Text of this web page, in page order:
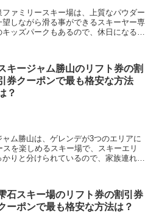
ァミリースキー場は、上質なパウダー
しながら滑る事ができるスキーヤー専
ッズパークもあるので、休日になると
キージャム勝山のリフト券の割
券クーポンで最も格安な方法
？
ム勝山は、ゲレンデが3つのエリアに
を楽しめるスキー場で、スキーエリ
りと分けられているので、家族連れで
石スキー場のリフト券の割引券
ーポンで最も格安な方法は？